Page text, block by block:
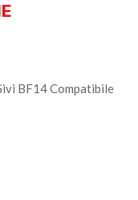
BF14 Compatibile